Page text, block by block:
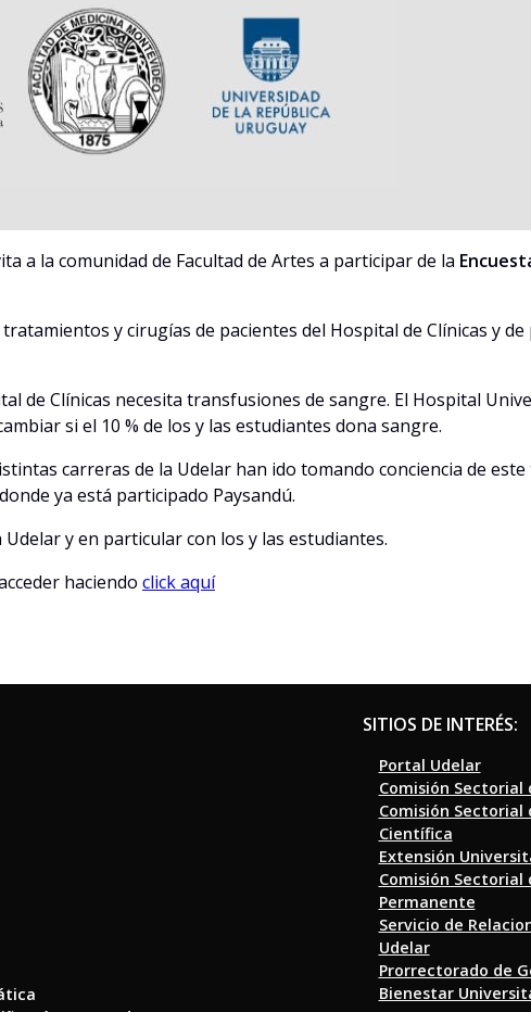
a la comunidad de Facultad de Artes a participar de la
y cirugías de pacientes del Hospital de Clínicas y
de Clínicas necesita transfusiones de sangre. El Hospital
si el 10 % de los y las estudiantes dona sangre.
carreras de la Udelar han ido tomando conciencia de
ya está participado Paysandú.
y en particular con los y las estudiantes.
haciendo click aquí
SITIOS DE INTERÉS:
Portal Udelar
Comisión Sectorial
Comisión Sectorial
Científica
Extensión
Comisión Sectorial
Permanente
Servicio de
Udelar
Prorrectorado de
Bienestar